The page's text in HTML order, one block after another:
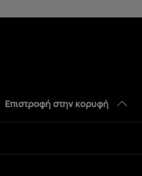
Επιστροφή στην κορυφή